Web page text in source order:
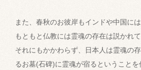
また、春秋のお彼岸もインドや中国に
もともと仏教には霊魂の存在は説かれ
それにもかかわらず、日本人は霊魂の
るお墓(石碑)に霊魂が宿るということ